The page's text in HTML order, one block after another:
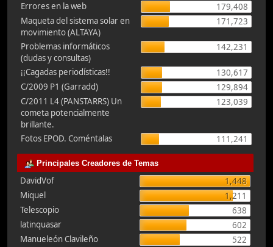
Errores en la web
179,408
Maqueta del sistema solar en
movimiento (ALTAYA)
171,723
Problemas informáticos
(dudas y consultas)
142,231
¡¡Cagadas periodísticas!!
130,617
C/2009 P1 (Garradd)
129,894
C/2011 L4 (PANSTARRS) Un
cometa potencialmente
brillante.
123,039
Fotos EPOD. Coméntalas 111,241
Principales Creadores de Temas
DavidVof
1,448
Miquel
1,211
Telescopio
638
latinquasar
602
Manueleón Clavileño
522